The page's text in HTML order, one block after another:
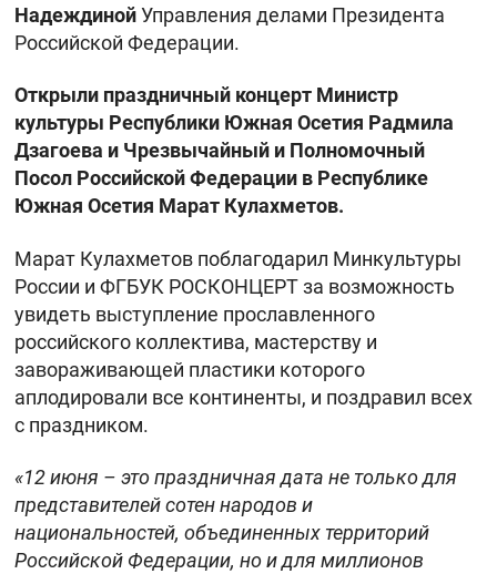
НадеждинойУправления делами Президента
Российской Федерации.
Открыли праздничный концерт Министр
культуры Республики Южная Осетия Радмила
Дзагоева и Чрезвычайный и Полномочный
Посол Российской Федерации в Республике
Южная Осетия Марат Кулахметов.
Марат Кулахметов поблагодарил Минкультуры
России и ФГБУК РОСКОНЦЕРТ за возможность
увидеть выступление прославленного
российского коллектива, мастерству и
завораживающей пластики которого
аплодировали все континенты, и поздравил всех
с праздником.
«12 июня – это праздничная дата не только для
представителей сотен народов и
национальностей, объединенных территорий
Российской Федерации, но и для миллионов